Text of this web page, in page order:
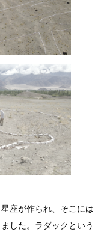
座が作られ、そこには
した。ラダックという